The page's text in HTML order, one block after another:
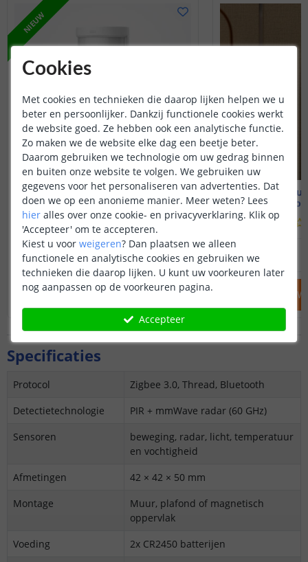
NIEUW
Aqara Motion and Light Sensor P2
(1 reviews)
OP VOORRAAD 34,95
IN WINKELWAGEN
Aqara
Met
OP VOORRAAD
IN
Specificaties
Protocol
Zigbee 3.0, Thread, Bluetooth
Detectietechnologie
PIR + mmWave radar (60 GHz)
Sensoren
beweging, radar, licht, temperatuur
en vochtigheid
Afmetingen
42 × 42 × 50 mm
Montage
Muur, plafond of magnetisch
oppervlak
Voeding
2x CR2450 batterijen
Cookies
Met cookies en technieken die daarop lijken helpen we u
beter en persoonlijker. Dankzij functionele cookies werkt
de website goed. Ze hebben ook een analytische functie.
Zo maken we de website elke dag een beetje beter.
Daarom gebruiken we technologie om uw gedrag binnen
en buiten onze website te volgen. We gebruiken uw
gegevens voor het personaliseren van advertenties. Dat
doen we op een anonieme manier. Meer weten? Lees
hier alles over onze cookie- en privacyverklaring. Klik op
'Accepteer' om te accepteren.
Kiest u voor weigeren? Dan plaatsen we alleen
functionele en analytische cookies en gebruiken we
technieken die daarop lijken. U kunt uw voorkeuren later
nog aanpassen op de voorkeuren pagina.
Accepteer